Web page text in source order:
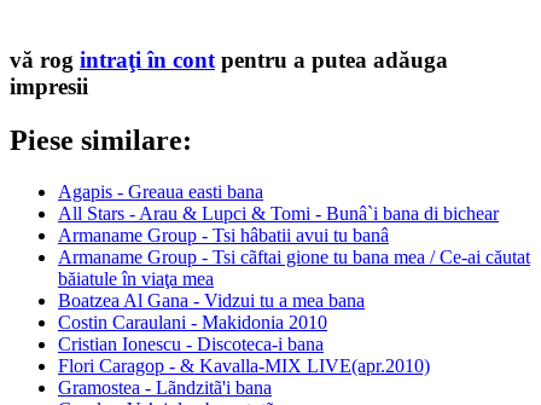
vă rog intraţi în cont pentru a putea adăuga
impresii
Piese similare:
Agapis - Greaua easti bana
All Stars - Arau & Lupci & Tomi - Bunâ`i bana di bichear
Armaname Group - Tsi hâbatii avui tu banâ
Armaname Group - Tsi cãftai gione tu bana mea / Ce-ai căutat
băiatule în viaţa mea
Boatzea Al Gana - Vidzui tu a mea bana
Costin Caraulani - Makidonia 2010
Cristian Ionescu - Discoteca-i bana
Flori Caragop - & Kavalla-MIX LIVE(apr.2010)
Gramostea - Lãndzitã'i bana